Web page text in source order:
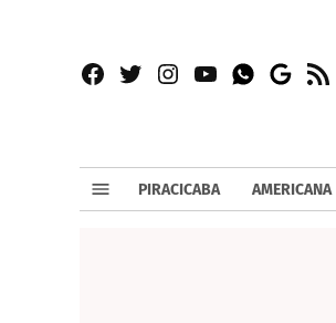
Facebook
TwitterInstagram
YouTubeWhatsapp
Google
RSS
PIRACICABA AMERICANA